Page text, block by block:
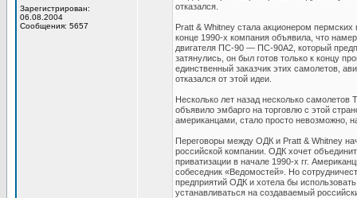
Зарегистрирован:
06.08.2004
Сообщения: 5657
отказался.
Pratt & Whitney стала акционером
конце 1990-х компания объявила, что
двигателя ПС-90 — ПС-90А2, который
затянулись, он был готов только к концу
единственный заказчик этих самолетов,
отказался от этой идеи.
Несколько лет назад несколько
объявило эмбарго на торговлю с этой
американцами, стало просто невозможно,
Переговоры между ОДК и Pratt & Whitney
российской компании. ОДК хочет
приватизации в начале 1990-х гг.
собеседник «Ведомостей». Но
предприятий ОДК и хотела бы
устанавливаться на создаваемый